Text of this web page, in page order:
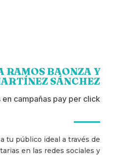
RAMOS BAONZA Y
SÁNCHEZ
en campañas pay per click
tu público ideal a través de
en las redes sociales y